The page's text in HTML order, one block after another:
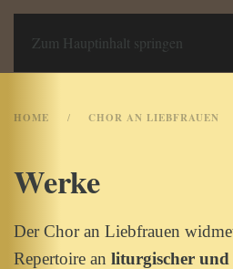
Zum Hauptinhalt springen
Chor an Liebfrauen
HOME CHOR AN LIEBFRAUEN
Werke
Der Chor an Liebfrauen
Repertoire an liturgischer